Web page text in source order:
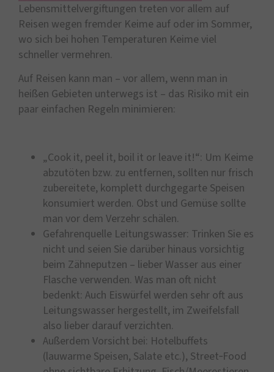
Lebensmittelvergiftungen treten vor allem auf
Reisen wegen fremder Keime auf oder im Sommer,
wo sich bei hohen Temperaturen Keime viel
schneller vermehren.
Auf Reisen kann man – vor allem, wenn man in
heißen Gebieten unterwegs ist – das Risiko mit ein
paar einfachen Regeln minimieren:
„Cook it, peel it, boil it or leave it!“: Um Keime
abzutöten bzw. zu entfernen, sollten nur frisch
zubereitete, komplett durchgegarte Speisen
konsumiert werden. Obst und Gemüse sollte
man vor dem Verzehr schälen.
Gefahrenquelle Leitungswasser: Trinken Sie es
nicht und seien Sie darüber hinaus vorsichtig
beim Zähneputzen – lieber Wasser aus einer
Flasche verwenden. Was man oft nicht
bedenkt: Auch Eiswürfel werden sehr oft aus
Leitungswasser hergestellt, im Zweifelsfall
also lieber darauf verzichten.
Außerdem Vorsicht bei: Hotelbuffets
(lauwarme Speisen, Salate etc.), Street‑Food